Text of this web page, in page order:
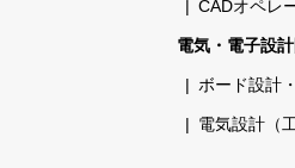
CADオペレ
電気・電子設
ボード設計
電気設計（